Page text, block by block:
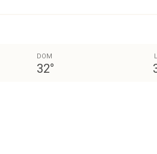
DOM
32°